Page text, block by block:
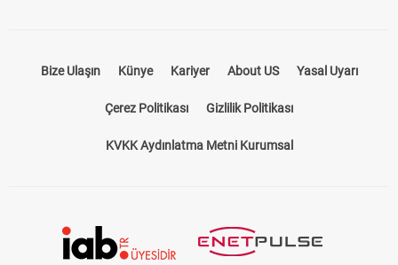
Bize Ulaşın Künye Kariyer About US Yasal Uyarı
Çerez Politikası Gizlilik Politikası
KVKK Aydınlatma Metni Kurumsal